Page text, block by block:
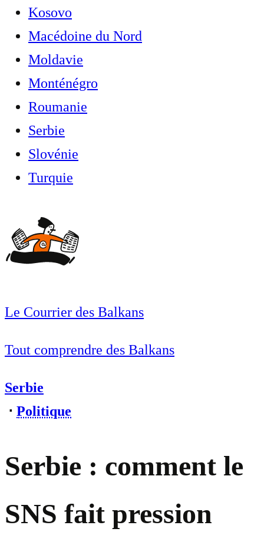
Kosovo
Macédoine du Nord
Moldavie
Monténégro
Roumanie
Serbie
Slovénie
Turquie
Le Courrier des Balkans
Tout comprendre des Balkans
Serbie
⋅ Politique
Serbie : comment le
SNS fait pression